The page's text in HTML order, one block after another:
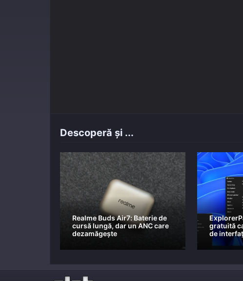
Descoperă și ...
Realme Buds Air7: Baterie de
cursă lungă, dar un ANC care
dezamăgește
gratuită
de